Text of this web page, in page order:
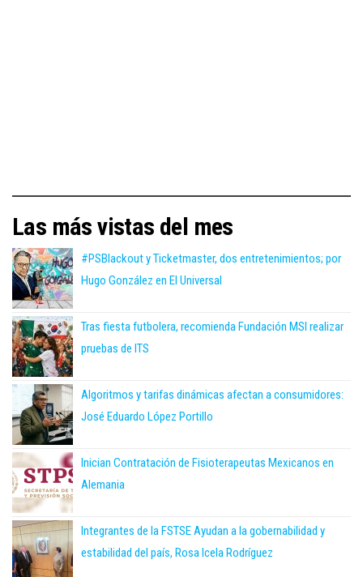
Las más vistas del mes
#PSBlackout y Ticketmaster, dos entretenimientos; por
Hugo González en El Universal
Tras fiesta futbolera, recomienda Fundación MSI realizar
pruebas de ITS
Algoritmos y tarifas dinámicas afectan a consumidores:
José Eduardo López Portillo
Inician Contratación de Fisioterapeutas Mexicanos en
Alemania
Integrantes de la FSTSE Ayudan a la gobernabilidad y
estabilidad del país, Rosa Icela Rodríguez